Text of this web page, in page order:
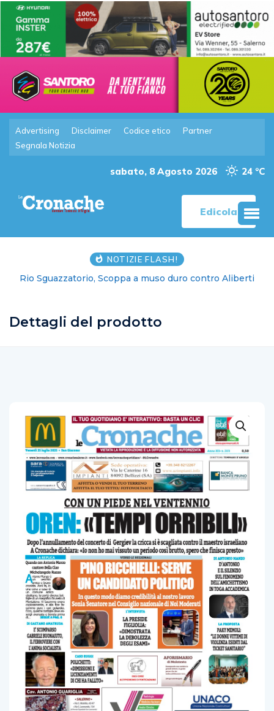
Advertising Disclaimer Codice etico
Partner
Segnala Notizia
sabato, 8 Agosto 2026 24 °C
Edicola
NOTIZIE FLASH!
Sistemi Salerno: sei guasti alla condotta in un mese
Dettagli del prodotto